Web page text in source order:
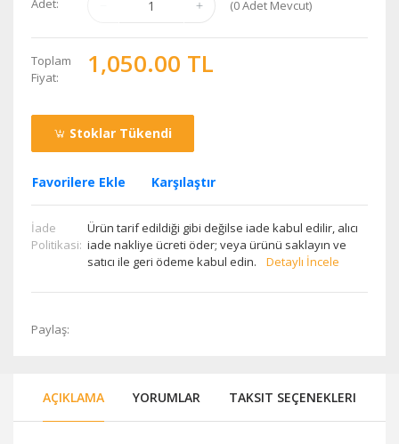
Adet: (0Adet Mevcut)
Toplam
Fiyat:
1,050.00 TL
Stoklar Tükendi
Favorilere Ekle Karşılaştır
İade
Politikasi:
Ürün tarif edildiği gibi değilse iade kabul edilir, alıcı
iade nakliye ücreti öder; veya ürünü saklayın ve
satıcı ile geri ödeme kabul edin.
Detaylı İncele
Paylaş:
AÇIKLAMA YORUMLAR TAKSIT SEÇENEKLERI